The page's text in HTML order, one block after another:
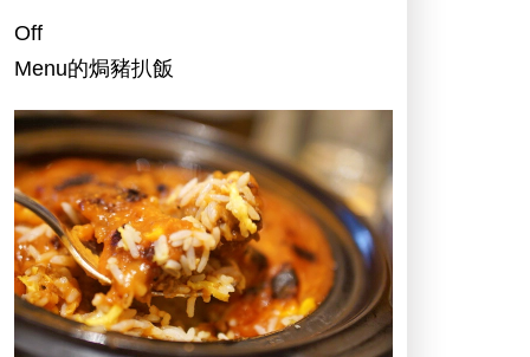
Off
Menu的焗豬扒飯